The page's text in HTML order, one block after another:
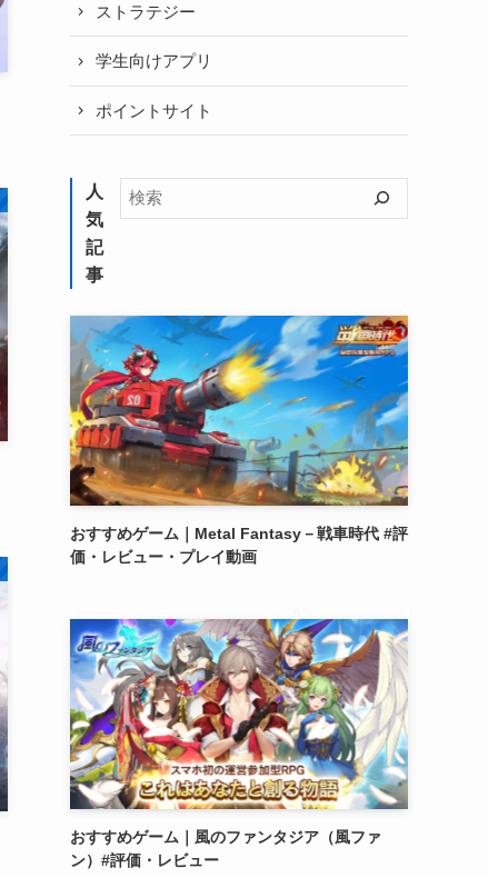
ストラテジー
学生向けアプリ
ポイントサイト
検
索
人
気
記
事
おすすめゲーム｜Metal Fantasy－戦車時代 #評
価・レビュー・プレイ動画
おすすめゲーム｜風のファンタジア（風ファ
ン）#評価・レビュー